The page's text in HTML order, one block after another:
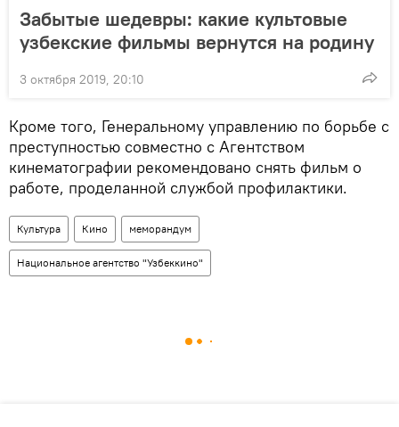
Забытые шедевры: какие культовые
узбекские фильмы вернутся на родину
3 октября 2019, 20:10
Кроме того, Генеральному управлению по борьбе с
преступностью совместно с Агентством
кинематографии рекомендовано снять фильм о
работе, проделанной службой профилактики.
Культура Кино меморандум
Национальное агентство "Узбеккино"